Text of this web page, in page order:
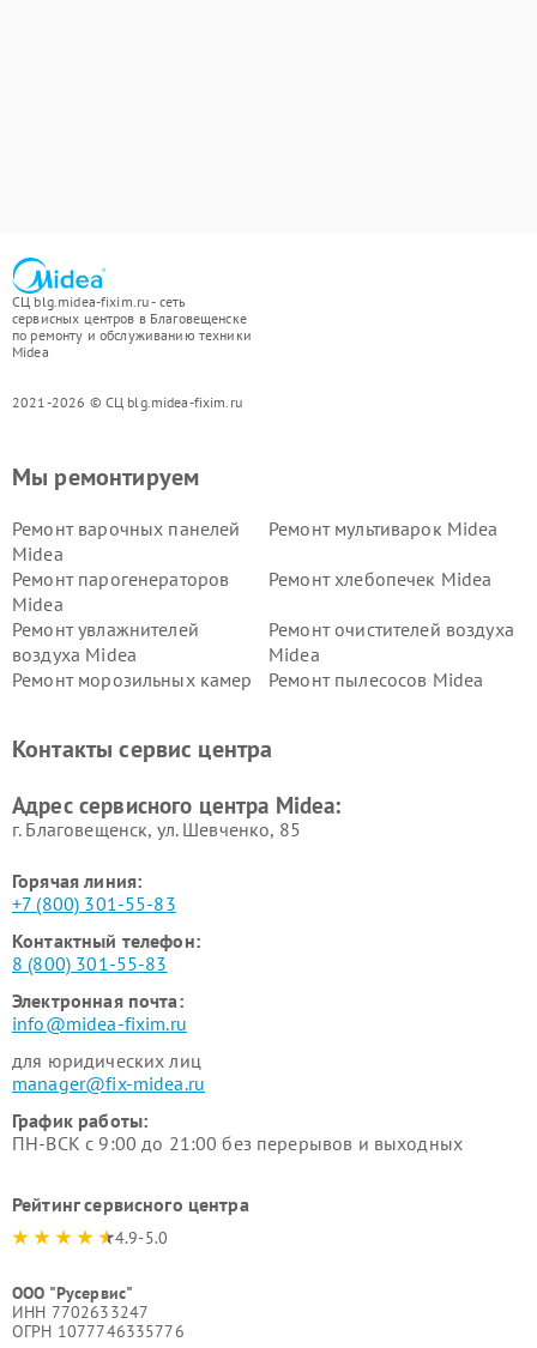
СЦ blg.midea-fixim.ru - сеть
сервисных центров в Благовещенске
по ремонту и обслуживанию техники
Midea
2021-2026 © СЦ blg.midea-fixim.ru
Мы ремонтируем
Ремонт варочных панелей
Midea
Ремонт мультиварок Midea
Ремонт парогенераторов
Midea
Ремонт хлебопечек Midea
Ремонт увлажнителей
воздуха Midea
Ремонт очистителей воздуха
Midea
Ремонт морозильных камер
Ремонт пылесосов Midea
пылесосов Midea
Midea
Контакты сервис центра
Адрес сервисного центра Midea:
г. Благовещенск, ул. Шевченко, 85
Горячая линия:
+7 (800) 301-55-83
Контактный телефон:
8 (800) 301-55-83
Электронная почта:
info@midea-fixim.ru
для юридических лиц
manager@fix-midea.ru
График работы:
ПН-ВСК с 9:00 до 21:00 без перерывов и выходных
Рейтинг сервисного центра
4.9-5.0
ООО "Русервис"
ИНН 7702633247
ОГРН 1077746335776